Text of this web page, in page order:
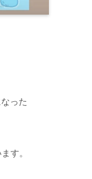
った
す。